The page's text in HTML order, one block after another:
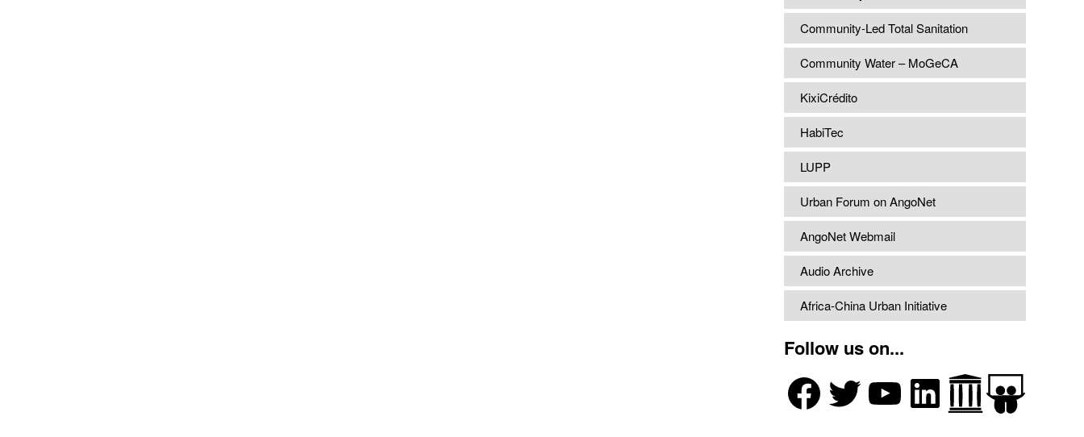
Community-Led Total Sanitation
Community Water – MoGeCA
KixiCrédito
HabiTec
LUPP
Urban Forum on AngoNet
AngoNet Webmail
Audio Archive
Africa-China Urban Initiative
Follow us on...